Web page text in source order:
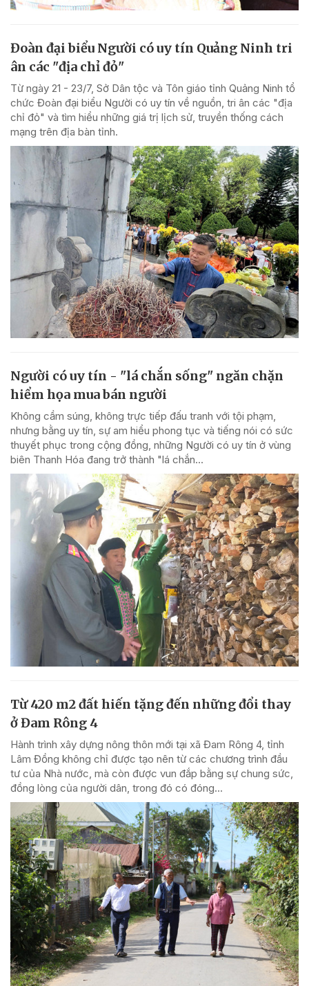
Đoàn đại biểu Người có uy tín Quảng Ninh tri
ân các "địa chỉ đỏ"
Từ ngày 21 - 23/7, Sở Dân tộc và Tôn giáo tỉnh Quảng Ninh tổ
chức Đoàn đại biểu Người có uy tín về nguồn, tri ân các "địa
chỉ đỏ" và tìm hiểu những giá trị lịch sử, truyền thống cách
mạng trên địa bàn tỉnh.
Người có uy tín - "lá chắn sống" ngăn chặn
hiểm họa mua bán người
Không cầm súng, không trực tiếp đấu tranh với tội phạm,
nhưng bằng uy tín, sự am hiểu phong tục và tiếng nói có sức
thuyết phục trong cộng đồng, những Người có uy tín ở vùng
biên Thanh Hóa đang trở thành "lá chắn...
Từ 420 m2 đất hiến tặng đến những đổi thay
ở Đam Rông 4
Hành trình xây dựng nông thôn mới tại xã Đam Rông 4, tỉnh
Lâm Đồng không chỉ được tạo nên từ các chương trình đầu
tư của Nhà nước, mà còn được vun đắp bằng sự chung sức,
đồng lòng của người dân, trong đó có đóng...